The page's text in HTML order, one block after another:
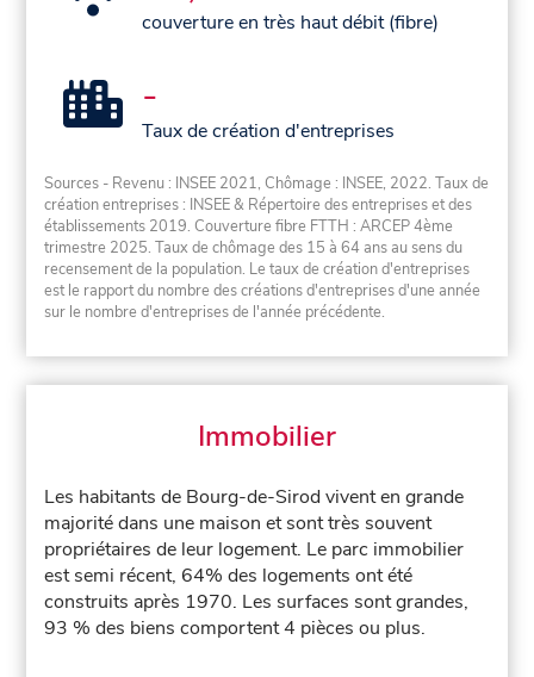
couverture en très haut débit (fibre)
-
Taux de création d'entreprises
Sources - Revenu : INSEE 2021, Chômage : INSEE, 2022. Taux de
création entreprises : INSEE & Répertoire des entreprises et des
établissements 2019. Couverture fibre FTTH : ARCEP 4ème
trimestre 2025. Taux de chômage des 15 à 64 ans au sens du
recensement de la population. Le taux de création d'entreprises
est le rapport du nombre des créations d'entreprises d'une année
sur le nombre d'entreprises de l'année précédente.
Immobilier
Les habitants de Bourg-de-Sirod vivent en grande
majorité dans une maison et sont très souvent
propriétaires de leur logement. Le parc immobilier
est semi récent, 64% des logements ont été
construits après 1970. Les surfaces sont grandes,
93 % des biens comportent 4 pièces ou plus.